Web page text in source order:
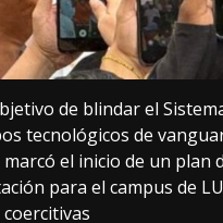
de blindar el
tecnológicos de
el inicio de un plan
para el campus de
coercitivas